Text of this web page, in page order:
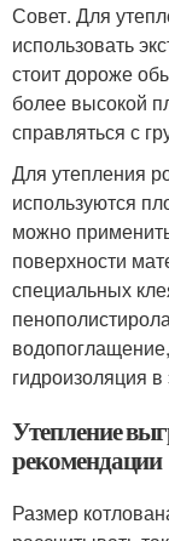
Совет. Для
использовать
стоит дороже
более высокой
справляться с
Для утепления
используются
можно
поверхности
специальных
гидроизоляция
Утепление
рекомендации
Размер